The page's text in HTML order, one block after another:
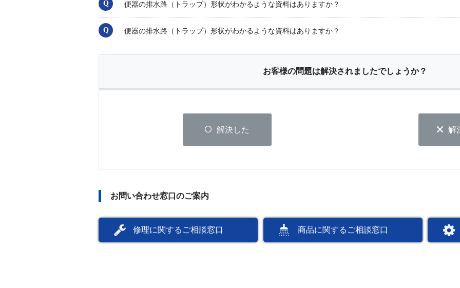
便器の排水路（トラップ）形状がわかるような資料はありますか？
便器の排水路（トラップ）形状がわかるような資料はありますか？
お客様の問題は解決されましたでしょうか？
解決した 解
お問い合わせ窓口のご案内
修理に関するご相談窓口 商品に関するご相談窓口